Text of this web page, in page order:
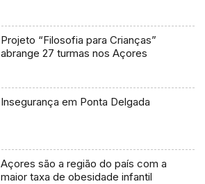
Projeto “Filosofia para Crianças”
abrange 27 turmas nos Açores
Insegurança em Ponta Delgada
Açores são a região do país com a
maior taxa de obesidade infantil